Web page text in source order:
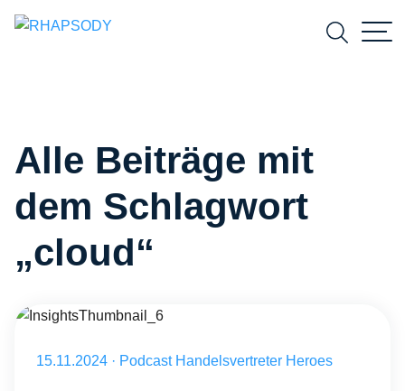
Suchen
Alle Beiträge mit
dem Schlagwort
„cloud“
Veröffentlicht am 15.11.2024
15.11.2024 · Podcast Handelsvertreter Heroes